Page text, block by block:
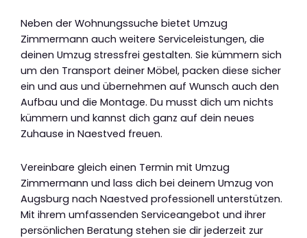
Neben der Wohnungssuche bietet Umzug
Zimmermann auch weitere Serviceleistungen, die
deinen Umzug stressfrei gestalten. Sie kümmern sich
um den Transport deiner Möbel, packen diese sicher
ein und aus und übernehmen auf Wunsch auch den
Aufbau und die Montage. Du musst dich um nichts
kümmern und kannst dich ganz auf dein neues
Zuhause in Naestved freuen.
Vereinbare gleich einen Termin mit Umzug
Zimmermann und lass dich bei deinem Umzug von
Augsburg nach Naestved professionell unterstützen.
Mit ihrem umfassenden Serviceangebot und ihrer
persönlichen Beratung stehen sie dir jederzeit zur